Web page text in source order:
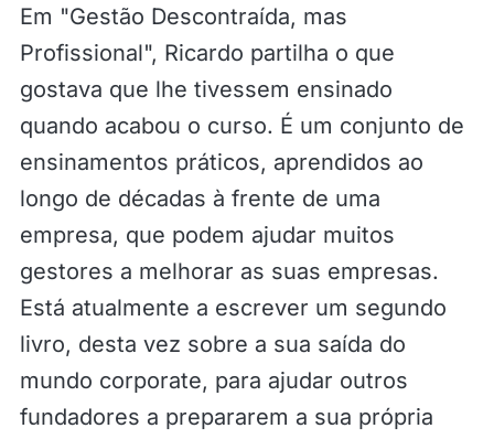
Em "Gestão Descontraída, mas
Profissional", Ricardo partilha o que
gostava que lhe tivessem ensinado
quando acabou o curso. É um conjunto de
ensinamentos práticos, aprendidos ao
longo de décadas à frente de uma
empresa, que podem ajudar muitos
gestores a melhorar as suas empresas.
Está atualmente a escrever um segundo
livro, desta vez sobre a sua saída do
mundo corporate, para ajudar outros
fundadores a prepararem a sua própria